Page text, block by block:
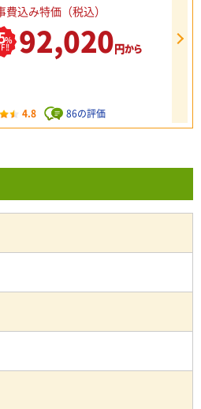
費込み特価（税込）
% 92,020円から
4.8 86の評価